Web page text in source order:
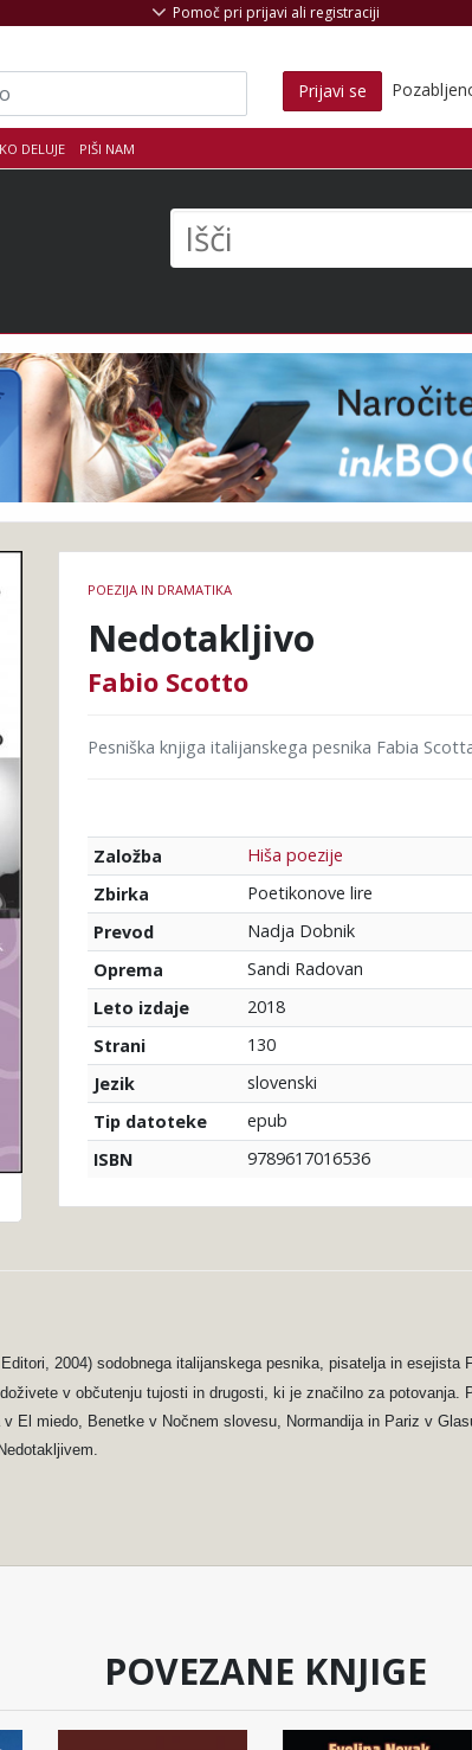
DELUJE PIŠI NAM
Pomoč pri prijavi ali registraciji
Prijavi se
knjige
POEZIJA IN DRAMATIKA
Nedotakljivo
Fabio Scotto
Pesniška knjiga italijanskega pesnika Fabia
Založba
Hiša poezije
Zbirka
Poetikonove lire
Prevod
Nadja Dobnik
Oprema
Sandi Radovan
Leto izdaje
2018
Strani
130
Jezik
slovenski
Tip datoteke
epub
ISBN
9789617016536
2004) sodobnega italijanskega pesnika, pisatelja in
v občutenju tujosti in drugosti, ki je značilno za potovanja.
El miedo, Benetke v Nočnem slovesu, Normandija in Pariz v
POVEZANE KNJIGE